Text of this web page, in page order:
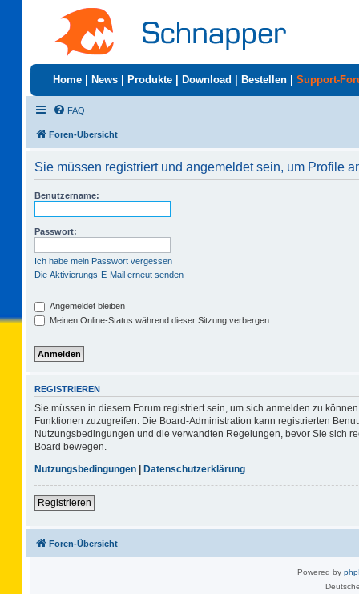
Home News Produkte Download Bestellen Support-
FAQ
Foren-Übersicht
Sie müssen registriert und angemeldet sein, um Profile
Benutzername:
Passwort:
Ich habe mein Passwort vergessen
Die Aktivierungs-E-Mail erneut senden
Angemeldet bleiben
Meinen Online-Status während dieser Sitzung verbergen
REGISTRIEREN
Sie müssen in diesem Forum registriert sein, um sich anmelden zu
Funktionen zuzugreifen. Die Board-Administration kann registrierten
Nutzungsbedingungen und die verwandten Regelungen, bevor Sie sich
Board bewegen.
Nutzungsbedingungen | Datenschutzerklärung
Registrieren
Foren-Übersicht
Powered by